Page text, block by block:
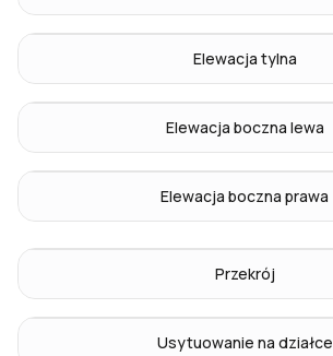
Elewacja tylna
Elewacja boczna lewa
Elewacja boczna prawa
Przekrój
Usytuowanie na działce